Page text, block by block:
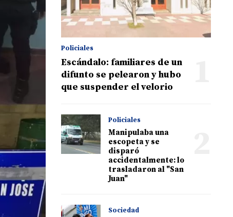
Policiales
Escándalo: familiares de un
difunto se pelearon y hubo
que suspender el velorio
Policiales
Manipulaba una
escopeta y se
disparó
accidentalmente: lo
trasladaron al "San
Juan"
Sociedad